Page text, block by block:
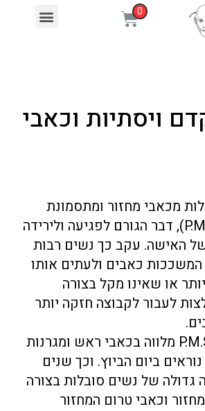
ויסתיות וכאבי
מכאבי מחזור ומתסמונת
קדם וסתית (P.M.S), דבר הגורם לפגיעה ולירידה
האישה. עקב כך נשים רבות
המשככות כאבים ולעתים אותו
או שאינו מקל בצורה
לעבור לקבוצה חזקה יותר
ברוב המקרים P.M.S מלווה בכאבי ראש ומגרנות
ביום הביוץ. וכך שנים
גדולה של נשים סובלות בצורה
וכאבי טרום המחזור